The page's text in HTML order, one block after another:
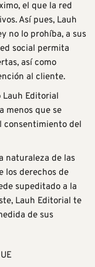
el que la red
Así pues, Lauh
no lo prohíba, a sus
social permita
así como
al cliente.
Lauh Editorial
menos que se
consentimiento del
naturaleza de las
los derechos de
supeditado a la
Lauh Editorial te
de sus